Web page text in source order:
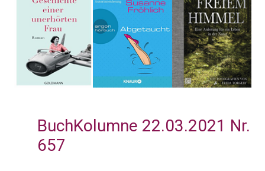
BuchKolumne 22.03.2021 Nr.
657